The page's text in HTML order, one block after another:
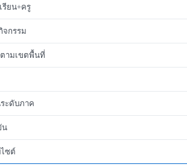
รียน+ครู
จกรรม
ามเขตพื้นที่
ะดับภาค
น
ซต์